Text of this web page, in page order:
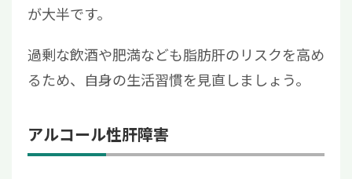
が大半です。
過剰な飲酒や肥満なども脂肪肝のリスクを高め
るため、自身の生活習慣を見直しましょう。
アルコール性肝障害